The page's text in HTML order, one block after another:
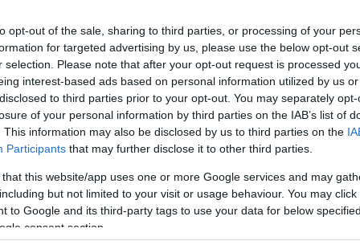
opt-out of the sale, sharing to third parties, or processing of your
for targeted advertising by us, please use the below opt-out
selection. Please note that after your opt-out request is processed
interest-based ads based on personal information utilized by us
to third parties prior to your opt-out. You may separately
of your personal information by third parties on the IAB’s list of
This information may also be disclosed by us to third parties on the
Participants that may further disclose it to other third parties.
that this website/app uses one or more Google services and may
but not limited to your visit or usage behaviour. You may
to Google and its third-party tags to use your data for below
consent section.
Ζώων Συντροφιάς επί του παρόντος
πρώτη φάση της λειτουργίας του, καθώς
τουλάχιστον ακόμηδύο στάδια διεύρυνσης
υπηρεσιών, τις οποίες θα παρέχει βάσει του
του. Ως εκ τούτου, στη φάσηΑ'
Εθνικού Μητρώου περιλαμβάνονταιοι εξής
και παρακολούθησης ζώων